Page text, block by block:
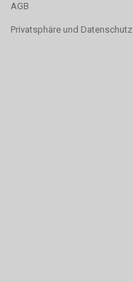
AGB
Privatsphäre und Datenschutz